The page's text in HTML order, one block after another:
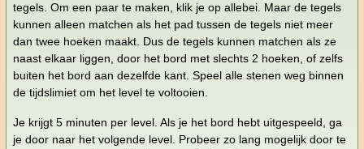
tegels. Om een paar te maken, klik je op allebei. Maar de tegels
kunnen alleen matchen als het pad tussen de tegels niet meer
dan twee hoeken maakt. Dus de tegels kunnen matchen als ze
naast elkaar liggen, door het bord met slechts 2 hoeken, of zelfs
buiten het bord aan dezelfde kant. Speel alle stenen weg binnen
de tijdslimiet om het level te voltooien.
Je krijgt 5 minuten per level. Als je het bord hebt uitgespeeld, ga
je door naar het volgende level. Probeer zo lang mogelijk door te